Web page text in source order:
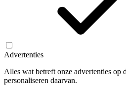
Advertenties
Alles wat betreft onze advertenties op
personaliseren daarvan.